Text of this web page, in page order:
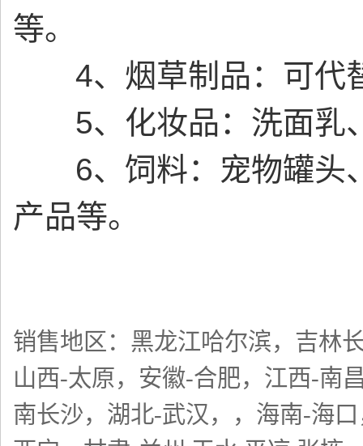
等。
4、烟草制品：可代
5、化妆品：洗面乳
6、饲料：宠物罐头、
产品等。
销售地区：黑龙江哈尔滨，吉林
山西-太原，安徽-合肥，江西-南
南长沙，湖北-武汉，，海南-海